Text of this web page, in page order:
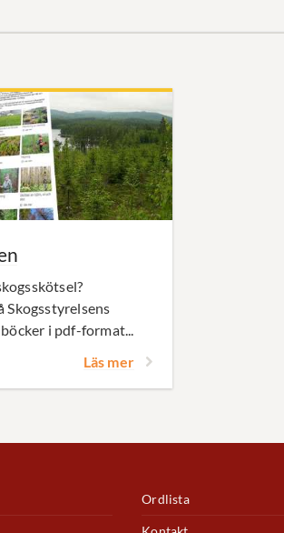
Skogsstyrelsens
i pdf-format...
Läs mer
Ordlista